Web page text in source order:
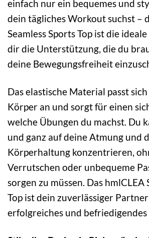
einfach nur ein bequemes und
dein tägliches Workout suchst –
Seamless Sports Top ist die
dir die Unterstützung, die du
deine Bewegungsfreiheit
Das elastische Material passt
Körper an und sorgt für einen
welche Übungen du machst. Du
und ganz auf deine Atmung und
Körperhaltung konzentrieren,
Verrutschen oder unbequeme
sorgen zu müssen. Das hmlCLEA
Top ist dein zuverlässiger
erfolgreiches und befriedigendes